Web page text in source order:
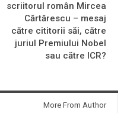
scriitorul român Mircea
Cărtărescu – mesaj
către cititorii săi, către
juriul Premiului Nobel
sau către ICR?
More From Author